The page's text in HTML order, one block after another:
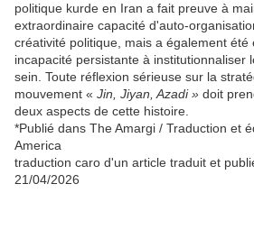
politique kurde en Iran a fait preuve à
extraordinaire capacité d'auto-
créativité politique, mais a également été
incapacité persistante à institutionnaliser
sein. Toute réflexion sérieuse sur la
mouvement « Jin, Jiyan, Azadi » doit
deux aspects de cette histoire.
*Publié dans The Amargi / Traduction et
America
traduction caro d'un article traduit et
21/04/2026